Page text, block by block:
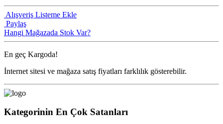
Alışveriş Listeme Ekle
Paylaş
Hangi Mağazada Stok Var?
En geç Kargoda!
İnternet sitesi ve mağaza satış fiyatları farklılık gösterebilir.
Kategorinin En Çok Satanları